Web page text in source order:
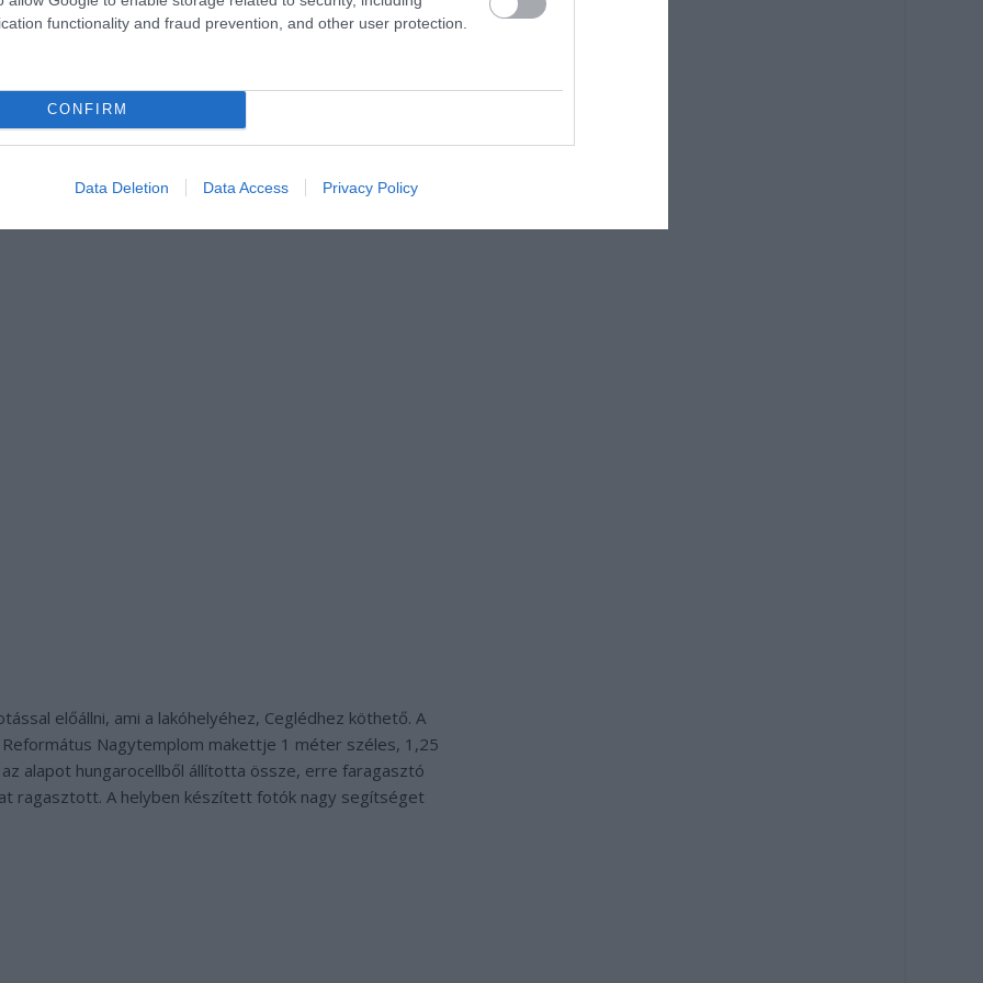
functionality and fraud prevention, and other user protection.
CONFIRM
Data Deletion Data Access Privacy Policy
előállni, ami a lakóhelyéhez, Ceglédhez köthető. A
Nagytemplom makettje 1 méter széles, 1,25
alapot hungarocellből állította össze, erre faragasztó
ragasztott. A helyben készített fotók nagy segítséget